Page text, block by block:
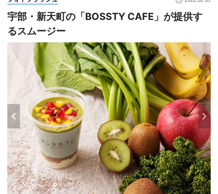
宇部・新天町の「BOSSTY CAFE」が提供す
るスムージー